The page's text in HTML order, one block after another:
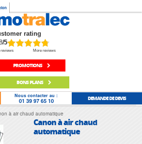
rating
/5
reviews More reviews
PROMOTIONS
BONS PLANS
Nous contacter au :
01 39 97 65 10 DEMANDE DE DEVIS
à air chaud automatique
Canon à air chaud
automatique